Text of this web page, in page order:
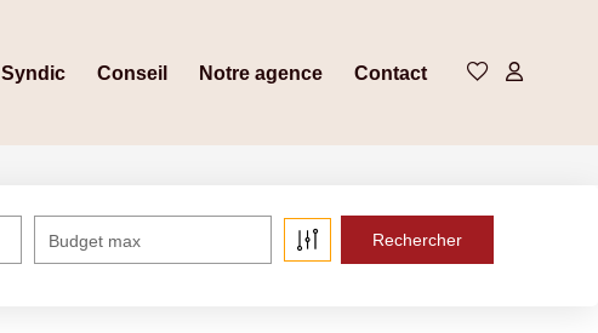
Syndic Conseil Notre agence Contact
Budget max